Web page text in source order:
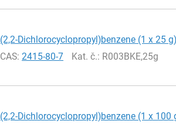
(2,2-Dichlorocyclopropyl)benzene (1 x 25 g)
CAS:2415-80-7 Kat. č.: R003BKE,25g
(2,2-Dichlorocyclopropyl)benzene (1 x 100